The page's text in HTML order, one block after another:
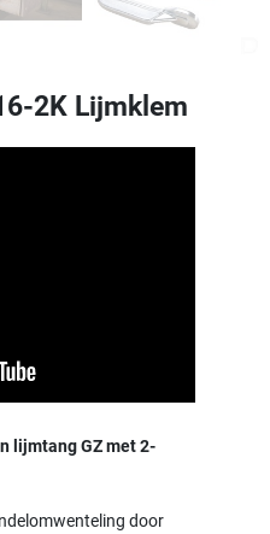
2K Lijmklem
lijmtang GZmet 2-
door